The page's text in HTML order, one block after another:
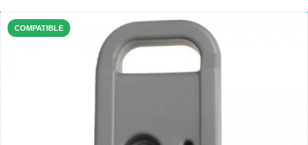
COMPATIBLE